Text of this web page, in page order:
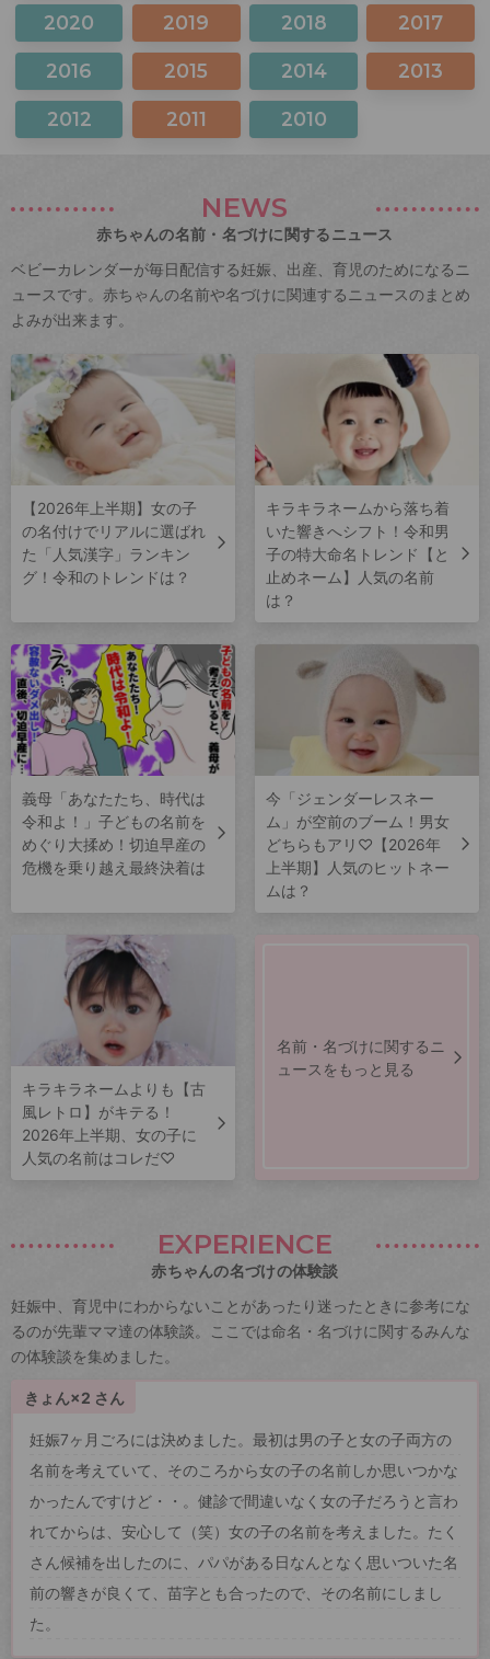
2020 2019 2018 2017
2016 2015 2014 2013
2012 2011 2010
NEWS
赤ちゃんの名前・名づけに関するニュース
ベビーカレンダーが毎日配信する妊娠、出産、育児のためになるニ
ュースです。赤ちゃんの名前や名づけに関連するニュースのまとめ
よみが出来ます。
【2026年上半期】女の子
の名付けでリアルに選ばれ
た「人気漢字」ランキン
グ！令和のトレンドは？
キラキラネームから落ち着
いた響きへシフト！令和男
子の特大命名トレンド【と
止めネーム】人気の名前
は？
義母「あなたたち、時代は
令和よ！」子どもの名前を
めぐり大揉め！切迫早産の
危機を乗り越え最終決着は
今「ジェンダーレスネー
ム」が空前のブーム！男女
どちらもアリ♡【2026年
上半期】人気のヒットネー
ムは？
キラキラネームよりも【古
風レトロ】がキテる！
2026年上半期、女の子に
人気の名前はコレだ♡
名前・名づけに関するニ
ュースをもっと見る
EXPERIENCE
赤ちゃんの名づけの体験談
妊娠中、育児中にわからないことがあったり迷ったときに参考にな
るのが先輩ママ達の体験談。ここでは命名・名づけに関するみんな
の体験談を集めました。
きょん×2 さん
妊娠7ヶ月ごろには決めました。最初は男の子と女の子両方の
名前を考えていて、そのころから女の子の名前しか思いつかな
かったんですけど・・。健診で間違いなく女の子だろうと言わ
れてからは、安心して（笑）女の子の名前を考えました。たく
さん候補を出したのに、パパがある日なんとなく思いついた名
前の響きが良くて、苗字とも合ったので、その名前にしまし
た。